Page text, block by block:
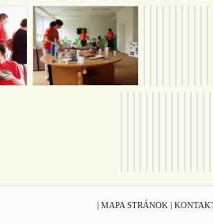
| MAPA STRÁNOK |